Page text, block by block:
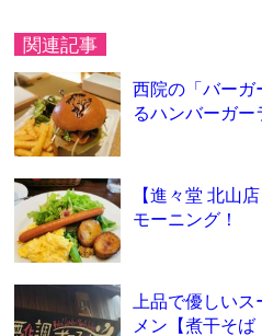
関連記事
西院の「バーガ
るハンバーガー
【進々堂 北山
モーニング！
上品で優しい
メン【煮干そ